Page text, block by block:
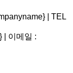
TEL
이메일 :